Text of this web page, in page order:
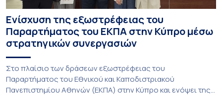
Ενίσχυση της εξωστρέφειας του
Παραρτήματος του ΕΚΠΑ στην Κύπρο μέσω
στρατηγικών συνεργασιών
Στο πλαίσιο των δράσεων εξωστρέφειας του
Παραρτήματος του Εθνικού και Καποδιστριακού
Πανεπιστημίου Αθηνών (ΕΚΠΑ) στην Κύπρο και ενόψει της